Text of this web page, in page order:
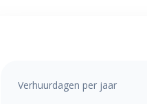
Verhuurdagen per jaar